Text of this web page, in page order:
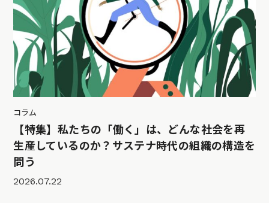
コラム
【特集】私たちの「働く」は、どんな社会を再
生産しているのか？サステナ時代の組織の構造を
問う
2026.07.22